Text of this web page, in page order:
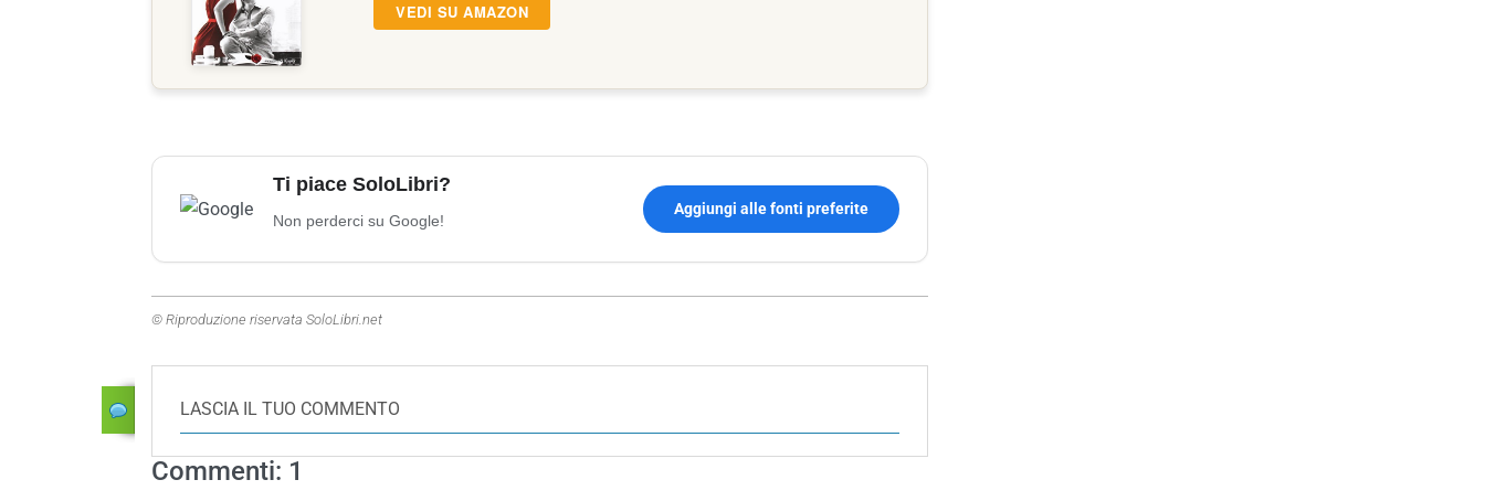
VEDI SU AMAZON
Ti piace SoloLibri?
Non perderci su Google!
Aggiungi alle fonti preferite
© Riproduzione riservata SoloLibri.net
LASCIA IL TUO COMMENTO
Commenti: 1